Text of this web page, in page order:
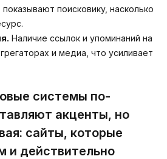
поисковику, насколько
Наличие ссылок и упоминаний на
и медиа, что усиливает
системы по-
акценты, но
сайты, которые
и действительно